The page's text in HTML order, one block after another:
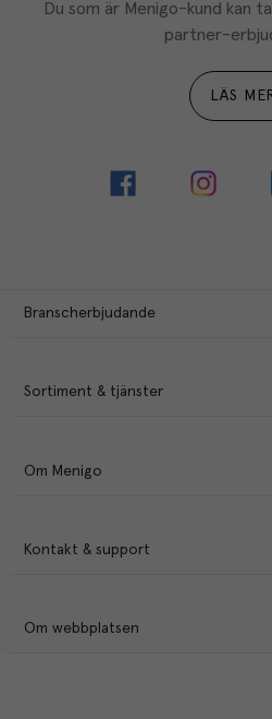
Du som är Menigo-kund kan
partner-
LÄS
Branscherbjudande
Sortiment & tjänster
Om Menigo
Kontakt & support
Om webbplatsen